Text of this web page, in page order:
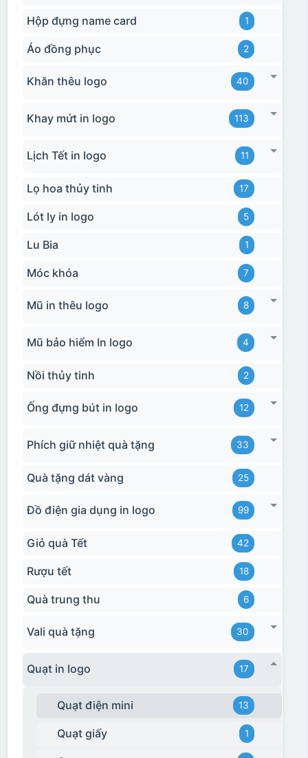
Hộp đựng name card 1
Áo đồng phục 2
Khăn thêu logo 40
Khay mứt in logo 113
Lịch Tết in logo 11
Lọ hoa thủy tinh 17
Lót ly in logo 5
Lu Bia 1
Móc khóa 7
Mũ in thêu logo 8
Mũ bảo hiểm In logo 4
Nồi thủy tinh 2
Ống đựng bút in logo 12
Phích giữ nhiệt quà tặng 33
Quà tặng dát vàng 25
Đồ điện gia dụng in logo 99
Giỏ quà Tết 42
Rượu tết 18
Quà trung thu 6
Vali quà tặng 30
Quạt in logo 17
Quạt điện mini 13
Quạt giấy 1